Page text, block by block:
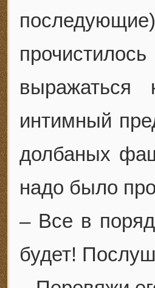
интимный
долбаных
надо было
– Все в
будет!